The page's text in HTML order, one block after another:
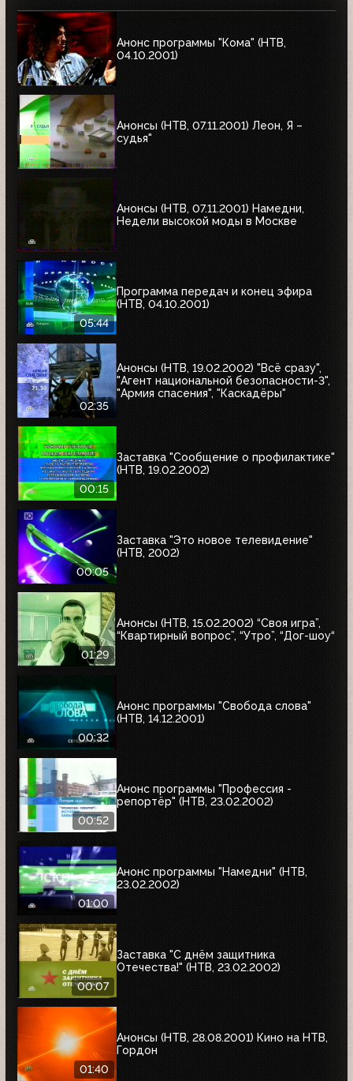
Анонс программы "Кома" (НТВ,
04.10.2001)
Анонсы (НТВ, 07.11.2001) Леон, Я –
судья"
Анонсы (НТВ, 07.11.2001) Намедни,
Недели высокой моды в Москве
05:44
Программа передач и конец эфира
(НТВ, 04.10.2001)
02:35
Анонсы (НТВ, 19.02.2002) "Всё сразу",
"Агент национальной безопасности-3",
"Армия спасения", "Каскадёры"
00:15
Заставка "Сообщение о профилактике"
(НТВ, 19.02.2002)
00:05
Заставка "Это новое телевидение"
(НТВ, 2002)
01:29
Анонсы (НТВ, 15.02.2002) “Своя игра”,
“Квартирный вопрос”, “Утро”, “Дог-шоу“
00:32
Анонс программы "Свобода слова"
(НТВ, 14.12.2001)
00:52
Анонс программы "Профессия -
репортёр" (НТВ, 23.02.2002)
01:00
Анонс программы "Намедни" (НТВ,
23.02.2002)
00:07
Заставка "С днём защитника
Отечества!" (НТВ, 23.02.2002)
01:40
Анонсы (НТВ, 28.08.2001) Кино на НТВ,
Гордон